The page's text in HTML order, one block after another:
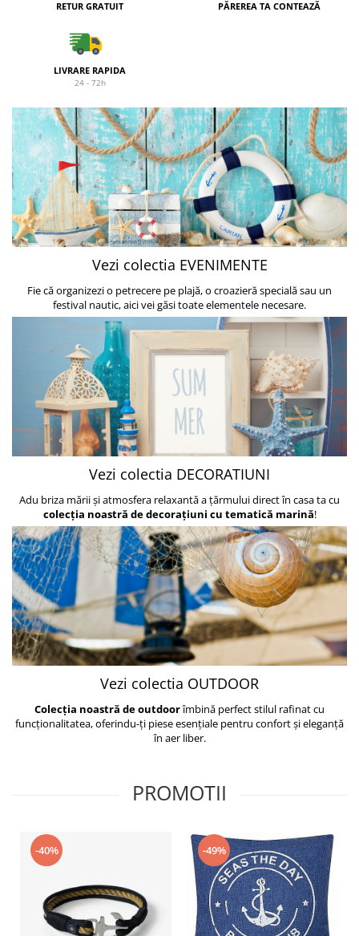
Decoratiuni care se agata
RETUR GRATUIT PĂREREA TA CONTEAZĂ
LIVRARE RAPIDA
24 - 72h
Vezi colectia EVENIMENTE
Fie că organizezi o petrecere pe plajă, o croazieră specială sau un
festival nautic, aici vei găsi toate elementele necesare.
Vezi colectia DECORATIUNI
Adu briza mării și atmosfera relaxantă a țărmului direct în casa ta cu
colecția noastră de decorațiuni cu tematică marină!
Vezi colectia OUTDOOR
Colecția noastră de outdoorîmbină perfect stilul rafinat cu
funcționalitatea, oferindu-ți piese esențiale pentru confort și eleganță
în aer liber.
PROMOTII
-40% -49%